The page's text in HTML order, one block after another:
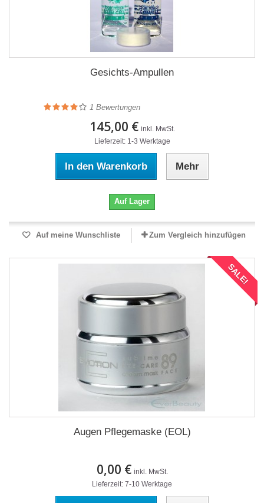
Gesichts-Ampullen
1 Bewertungen
145,00 € inkl. MwSt.
Lieferzeit: 1-3 Werktage
In den Warenkorb Mehr
Auf Lager
Auf meine Wunschliste Zum Vergleich hinzufügen
SALE!
Augen Pflegemaske (EOL)
0,00 € inkl. MwSt.
Lieferzeit: 7-10 Werktage